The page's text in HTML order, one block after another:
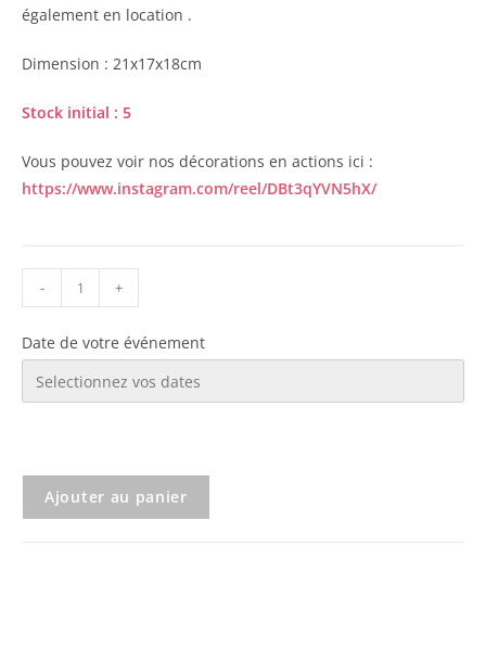
également en location .
Dimension : 21x17x18cm
Stock initial : 5
Vous pouvez voir nos décorations en actions ici :
https://www.instagram.com/reel/DBt3qYVN5hX/
- +
Date de votre événement
Ajouter au panier